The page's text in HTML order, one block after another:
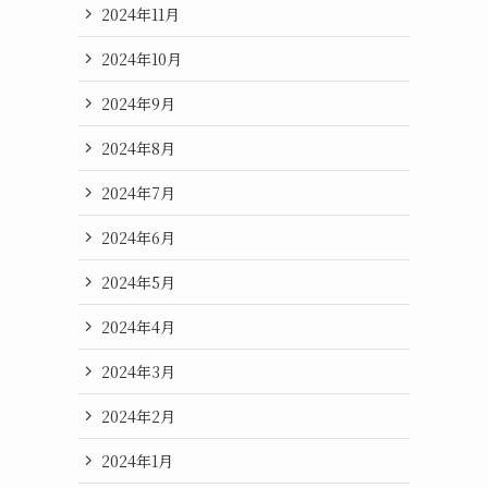
2024年11月
2024年10月
2024年9月
2024年8月
2024年7月
2024年6月
2024年5月
2024年4月
2024年3月
2024年2月
2024年1月